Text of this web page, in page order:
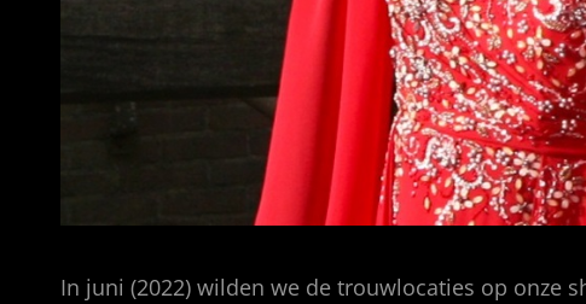
In juni (2022) wilden we de trouwlocaties op onze